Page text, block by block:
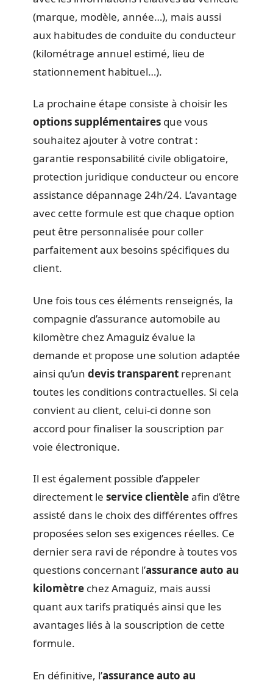
(marque, modèle, année…), mais aussi
aux habitudes de conduite du conducteur
(kilométrage annuel estimé, lieu de
stationnement habituel…).
La prochaine étape consiste à choisir les
options supplémentaires que vous
souhaitez ajouter à votre contrat :
garantie responsabilité civile obligatoire,
protection juridique conducteur ou encore
assistance dépannage 24h/24. L’avantage
avec cette formule est que chaque option
peut être personnalisée pour coller
parfaitement aux besoins spécifiques du
client.
Une fois tous ces éléments renseignés, la
compagnie d’assurance automobile au
kilomètre chez Amaguiz évalue la
demande et propose une solution adaptée
ainsi qu’un devis transparent reprenant
toutes les conditions contractuelles. Si cela
convient au client, celui-ci donne son
accord pour finaliser la souscription par
voie électronique.
Il est également possible d’appeler
directement le service clientèleafin d’être
assisté dans le choix des différentes offres
proposées selon ses exigences réelles. Ce
dernier sera ravi de répondre à toutes vos
questions concernant l’assurance auto au
kilomètre chez Amaguiz, mais aussi
quant aux tarifs pratiqués ainsi que les
avantages liés à la souscription de cette
formule.
En définitive, l’assurance auto au